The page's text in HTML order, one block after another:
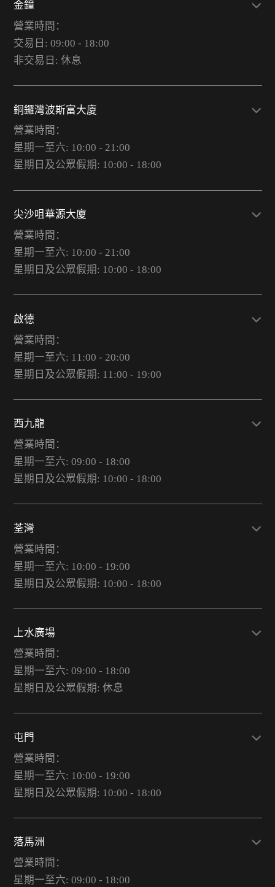
金鐘
營業時間：
交易日: 09:00 - 18:00
非交易日: 休息
銅鑼灣波斯富大廈
營業時間：
星期一至六: 10:00 - 21:00
星期日及公眾假期: 10:00 - 18:00
尖沙咀華源大廈
營業時間：
星期一至六: 10:00 - 21:00
星期日及公眾假期: 10:00 - 18:00
啟德
營業時間：
星期一至六: 11:00 - 20:00
星期日及公眾假期: 11:00 - 19:00
西九龍
營業時間：
星期一至六: 09:00 - 18:00
星期日及公眾假期: 10:00 - 18:00
荃灣
營業時間：
星期一至六: 10:00 - 19:00
星期日及公眾假期: 10:00 - 18:00
上水廣場
營業時間：
星期一至六: 09:00 - 18:00
星期日及公眾假期: 休息
屯門
營業時間：
星期一至六: 10:00 - 19:00
星期日及公眾假期: 10:00 - 18:00
落馬洲
營業時間：
星期一至六: 09:00 - 18:00